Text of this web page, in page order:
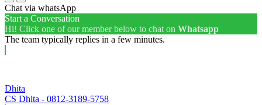
Chat via whatsApp
Start a Conversation
Hi! Click one of our member below to chat on Whatsapp
The team typically replies in a few minutes.
Dhita
CS Dhita - 0812-3189-5758